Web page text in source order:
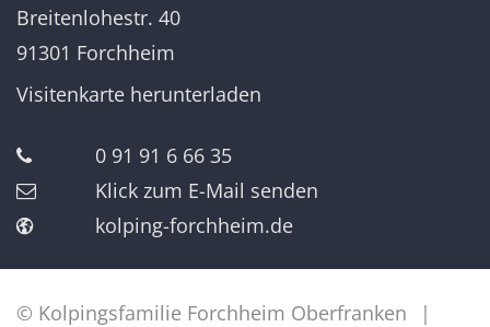
Breitenlohestr. 40
91301 Forchheim
Visitenkarte herunterladen
0 91 91 6 66 35
Klick zum E-Mail senden
kolping-forchheim.de
© Kolpingsfamilie Forchheim Oberfranken